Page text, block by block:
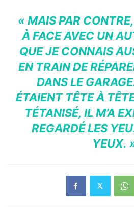
« MAIS PAR
À FACE AVEC UN
QUE JE CONNAIS
EN TRAIN DE
DANS LE
ÉTAIENT TÊTE À
TÉTANISÉ, IL M’A
REGARDÉ LES
YEUX.